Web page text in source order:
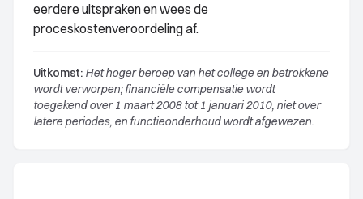
eerdere uitspraken en wees de
proceskostenveroordeling af.
Uitkomst: Het hoger beroep van het college en betrokkene
wordt verworpen; financiële compensatie wordt
toegekend over 1 maart 2008 tot 1 januari 2010, niet over
latere periodes, en functieonderhoud wordt afgewezen.